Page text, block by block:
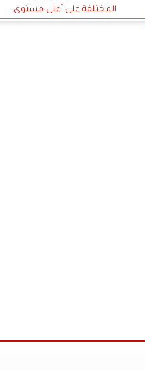
المختلفة على أعلى مستوى.